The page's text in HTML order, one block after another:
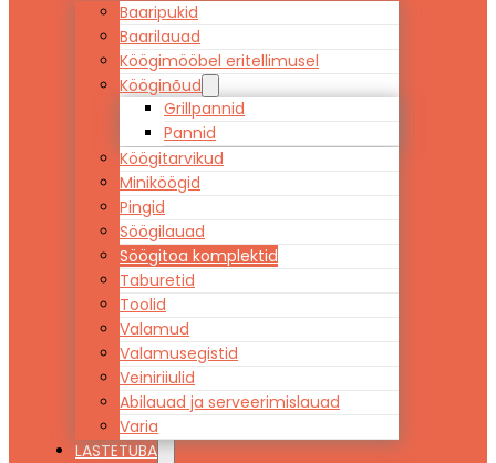
Baaripukid
Baarilauad
Köögimööbel eritellimusel
Kööginõud
Grillpannid
Pannid
Köögitarvikud
Miniköögid
Pingid
Söögilauad
Söögitoa komplektid
Taburetid
Toolid
Valamud
Valamusegistid
Veiniriiulid
Abilauad ja serveerimislauad
Varia
LASTETUBA